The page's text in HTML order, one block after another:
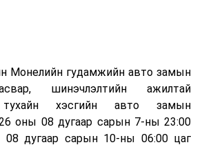
хүч үйлдвэрлэхэд ашиглаж
хувьд шаталтын дараа
зэрэг ашигт эрдсийг сэргээн
Монелийн гудамжийн авто замын
шинэчлэлтийн ажилтай
тухайн хэсгийн авто замын
оны 08 дугаар сарын 7-ны 23:00
08 дугаар сарын 10-ны 06:00 цаг